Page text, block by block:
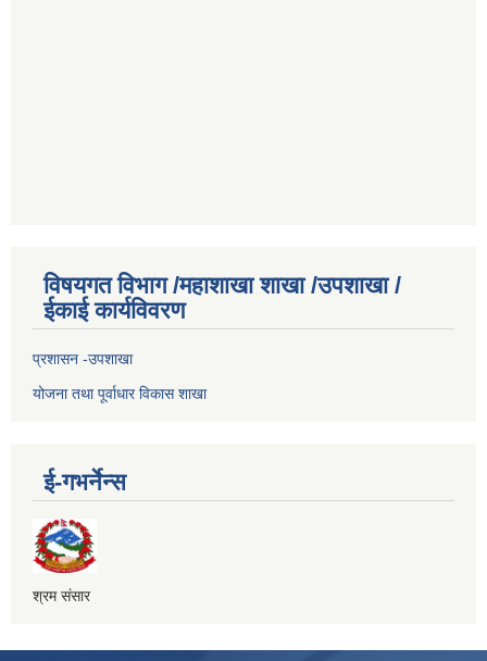
विषयगत विभाग /महाशाखा शाखा /उपशाखा /
ईकाई कार्यविवरण
प्रशासन -उपशाखा
योजना तथा पूर्वाधार विकास शाखा
ई-गभर्नेन्स
श्रम संसार